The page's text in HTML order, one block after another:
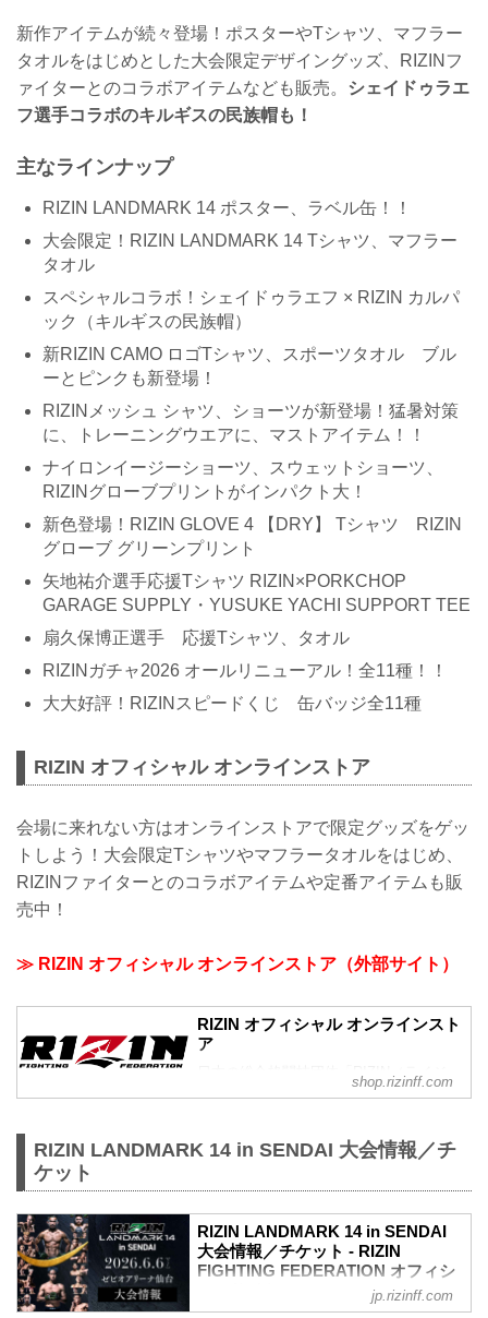
新作アイテムが続々登場！ポスターやTシャツ、マフラー
タオルをはじめとした大会限定デザイングッズ、RIZINフ
ァイターとのコラボアイテムなども販売。
シェイドゥラエ
フ選手コラボのキルギスの民族帽も！
主なラインナップ
RIZIN LANDMARK 14 ポスター、ラベル缶！！
大会限定！RIZIN LANDMARK 14 Tシャツ、マフラー
タオル
スペシャルコラボ！シェイドゥラエフ × RIZIN カルパ
ック（キルギスの民族帽）
新RIZIN CAMO ロゴTシャツ、スポーツタオル ブル
ーとピンクも新登場！
RIZINメッシュ シャツ、ショーツが新登場！猛暑対策
に、トレーニングウエアに、マストアイテム！！
ナイロンイージーショーツ、スウェットショーツ、
RIZINグローブプリントがインパクト大！
新色登場！RIZIN GLOVE 4 【DRY】 Tシャツ RIZIN
グローブ グリーンプリント
矢地祐介選手応援Tシャツ RIZIN×PORKCHOP
GARAGE SUPPLY・YUSUKE YACHI SUPPORT TEE
扇久保博正選手 応援Tシャツ、タオル
RIZINガチャ2026 オールリニューアル！全11種！！
大大好評！RIZINスピードくじ 缶バッジ全11種
RIZIN オフィシャル オンラインストア
会場に来れない方はオンラインストアで限定グッズをゲッ
トしよう！大会限定Tシャツやマフラータオルをはじめ、
RIZINファイターとのコラボアイテムや定番アイテムも販
売中！
≫ RIZIN オフィシャル オンラインストア（外部サイト）
RIZIN オフィシャル オンラインスト
ア
日本の総合格闘技団体「RIZIN（ライジ
ン）」の公式グッズ販売店。大会やイベ
shop.rizinff.com
RIZIN LANDMARK 14 in SENDAI 大会情報／チ
ケット
RIZIN LANDMARK 14 in SENDAI
大会情報／チケット - RIZIN
FIGHTING FEDERATION オフィシ
jp.rizinff.com